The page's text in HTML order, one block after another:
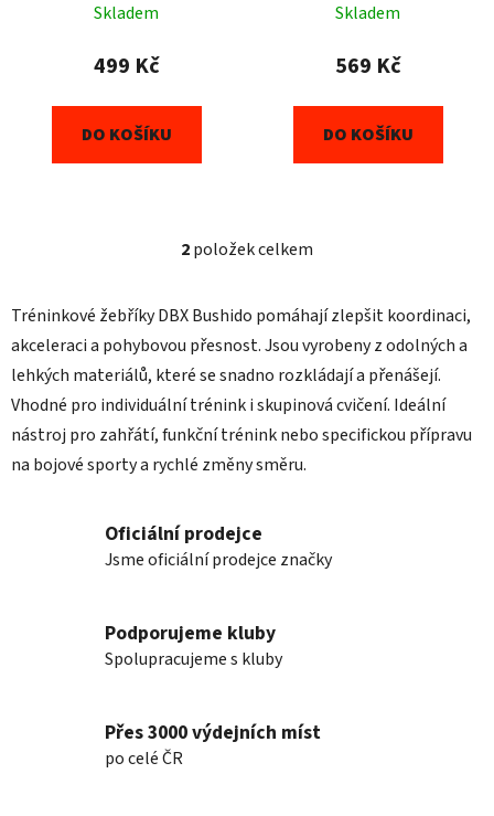
Skladem
499 Kč
DO KOŠÍKU
Skladem
569 Kč
DO KOŠÍKU
O
l
á
d
a
c
í
p
r
k
y
v
p
i
s
2položek celkem
Tréninkové žebříky DBX Bushido pomáhají zlepšit koordinaci,
akceleraci a pohybovou přesnost. Jsou vyrobeny z odolných a
lehkých materiálů, které se snadno rozkládají a přenášejí.
Vhodné pro individuální trénink i skupinová cvičení. Ideální
nástroj pro zahřátí, funkční trénink nebo specifickou přípravu
na bojové sporty a rychlé změny směru.
Oficiální prodejce
Jsme oficiální prodejce značky
Podporujeme kluby
Spolupracujeme s kluby
Přes 3000 výdejních míst
po celé ČR